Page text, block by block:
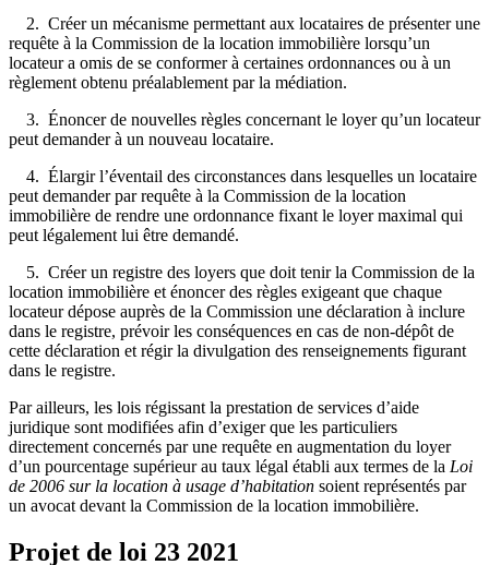
2. Créer un mécanisme permettant aux locataires de présenter une
requête à la Commission de la location immobilière lorsqu’un
locateur a omis de se conformer à certaines ordonnances ou à un
règlement obtenu préalablement par la médiation.
3. Énoncer de nouvelles règles concernant le loyer qu’un locateur
peut demander à un nouveau locataire.
4. Élargir l’éventail des circonstances dans lesquelles un locataire
peut demander par requête à la Commission de la location
immobilière de rendre une ordonnance fixant le loyer maximal qui
peut légalement lui être demandé.
5. Créer un registre des loyers que doit tenir la Commission de la
location immobilière et énoncer des règles exigeant que chaque
locateur dépose auprès de la Commission une déclaration à inclure
dans le registre, prévoir les conséquences en cas de non-dépôt de
cette déclaration et régir la divulgation des renseignements figurant
dans le registre.
Par ailleurs, les lois régissant la prestation de services d’aide
juridique sont modifiées afin d’exiger que les particuliers
directement concernés par une requête en augmentation du loyer
d’un pourcentage supérieur au taux légal établi aux termes de la Loi
de 2006 sur la location à usage d’habitation soient représentés par
un avocat devant la Commission de la location immobilière.
Projet de loi 23 2021